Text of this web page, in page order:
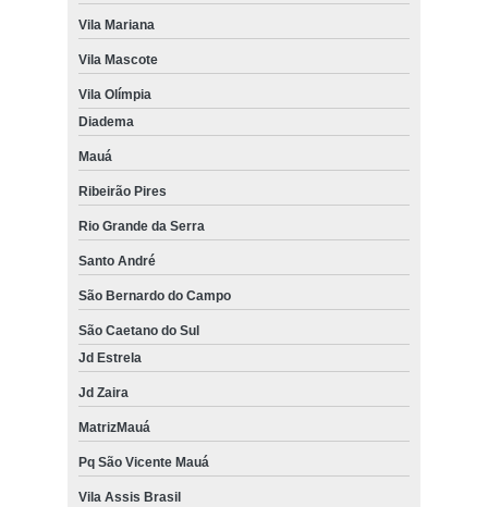
Vila Mariana
Vila Mascote
Vila Olímpia
Diadema
Mauá
Ribeirão Pires
Rio Grande da Serra
Santo André
São Bernardo do Campo
São Caetano do Sul
Jd Estrela
Jd Zaira
MatrizMauá
Pq São Vicente Mauá
Vila Assis Brasil